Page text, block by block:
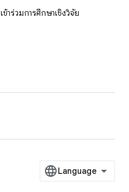
เข้าร่วมการศึกษาเชิงวิจัย